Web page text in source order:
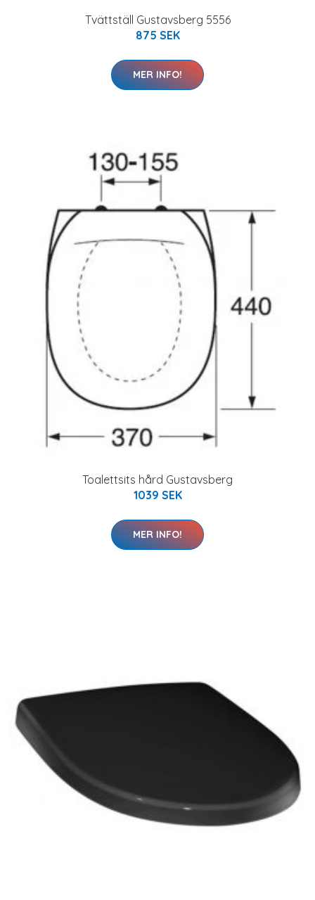
Tvättställ Gustavsberg 5556
875 SEK
MER INFO!
Toalettsits hård Gustavsberg
1039 SEK
MER INFO!